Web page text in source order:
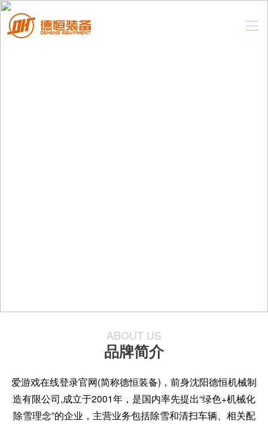
ABOUT US
品牌简介
爱游戏在线登录官网(简称德恒装备)，前身沈阳德恒机械制
造有限公司,成立于2001年，是国内率先提出“绿色+机械化
除雪理念”的企业，主营业务包括除雪和清扫车辆、相关配